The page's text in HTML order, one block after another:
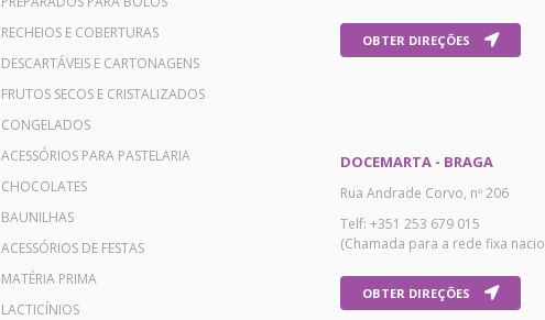
RECHEIOS E COBERTURAS
DESCARTÁVEIS E CARTONAGENS
FRUTOS SECOS E CRISTALIZADOS
CONGELADOS
ACESSÓRIOS PARA PASTELARIA
CHOCOLATES
BAUNILHAS
ACESSÓRIOS DE FESTAS
MATÉRIA PRIMA
LACTICÍNIOS
OBTER DIREÇÕES
DOCEMARTA - BRAGA
Rua Andrade Corvo, nº 206
Telf: +351 253 679 015
(Chamada para a rede fixa
OBTER DIREÇÕES